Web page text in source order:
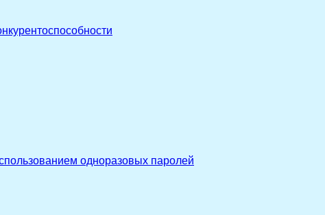
одноразовых паролей